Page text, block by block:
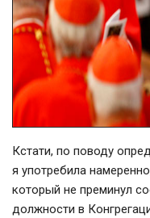
Кстати, по поводу
я употребила
который не преминул
должности в